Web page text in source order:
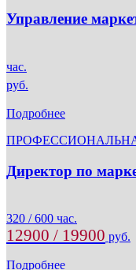
Управление
час.
руб.
Подробнее
Директор по
320 / 600 час.
12900 / 19900 руб.
Подробнее